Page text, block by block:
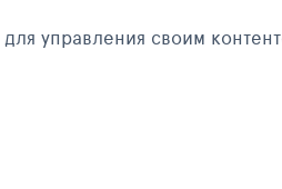
управления своим